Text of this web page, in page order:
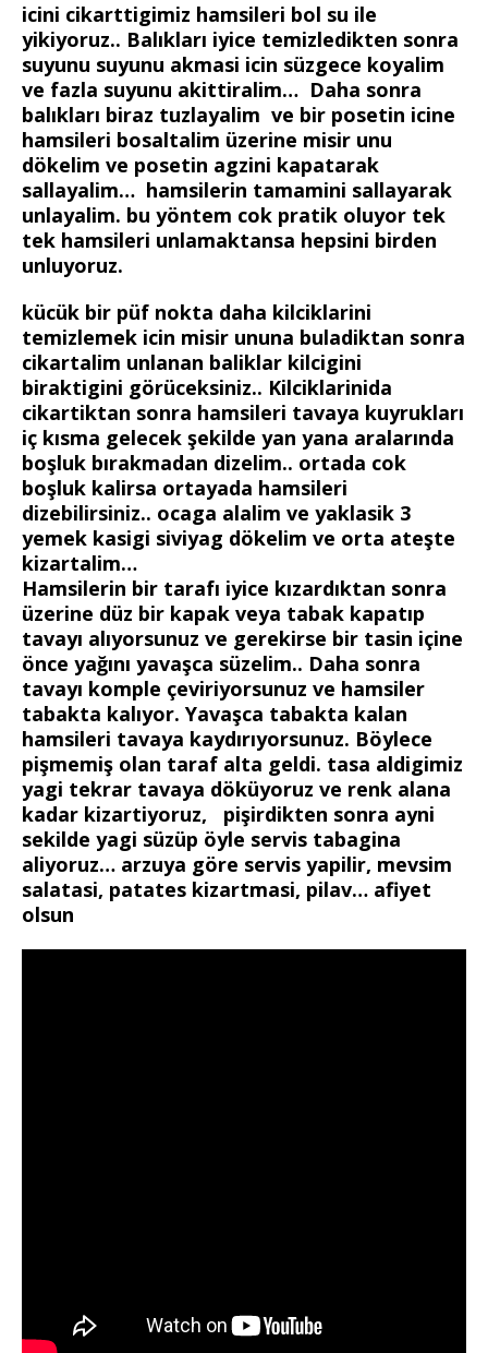
icini cikarttigimiz hamsileri bol su ile
yikiyoruz.. Balıkları iyice temizledikten sonra
suyunu suyunu akmasi icin süzgece koyalim
ve fazla suyunu akittiralim… Daha sonra
balıkları biraz tuzlayalim ve bir posetin icine
hamsileri bosaltalim üzerine misir unu
dökelim ve posetin agzini kapatarak
sallayalim… hamsilerin tamamini sallayarak
unlayalim. bu yöntem cok pratik oluyor tek
tek hamsileri unlamaktansa hepsini birden
unluyoruz.
kücük bir püf nokta daha kilciklarini
temizlemek icin misir ununa buladiktan sonra
cikartalim unlanan baliklar kilcigini
biraktigini görüceksiniz.. Kilciklarinida
cikartiktan sonra hamsileri tavaya kuyrukları
iç kısma gelecek şekilde yan yana aralarında
boşluk bırakmadan dizelim.. ortada cok
boşluk kalirsa ortayada hamsileri
dizebilirsiniz.. ocaga alalim ve yaklasik 3
yemek kasigi siviyag dökelim ve orta ateşte
kizartalim…
Hamsilerin bir tarafı iyice kızardıktan sonra
üzerine düz bir kapak veya tabak kapatıp
tavayı alıyorsunuz ve gerekirse bir tasin içine
önce yağını yavaşca süzelim.. Daha sonra
tavayı komple çeviriyorsunuz ve hamsiler
tabakta kalıyor. Yavaşca tabakta kalan
hamsileri tavaya kaydırıyorsunuz. Böylece
pişmemiş olan taraf alta geldi. tasa aldigimiz
yagi tekrar tavaya döküyoruz ve renk alana
kadar kizartiyoruz, pişirdikten sonra ayni
sekilde yagi süzüp öyle servis tabagina
aliyoruz… arzuya göre servis yapilir, mevsim
salatasi, patates kizartmasi, pilav… afiyet
olsun